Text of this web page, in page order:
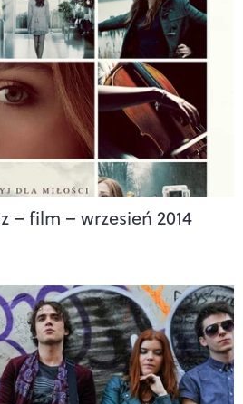
– film – wrzesień 2014